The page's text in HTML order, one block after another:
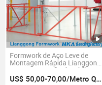
Formwork de Aço Leve de
Montagem Rápida Lianggong
para Construção de Edifícios
em Concreto
US$ 50,00-70,00/Metro Quadrado